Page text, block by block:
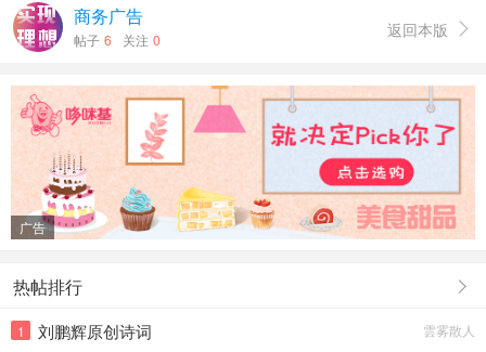
商务广告
帖子 6 关注 0 返回本版 
广告
热帖排行
1 刘鹏辉原创诗词 雲雾散人